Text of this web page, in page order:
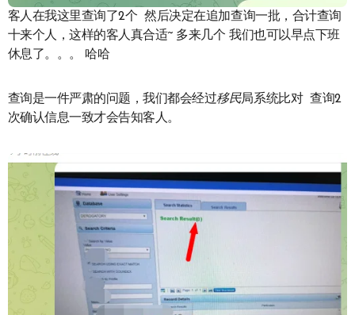
客人在我这里查询了2个 然后决定在追加查询一批，合计查询
十来个人，这样的客人真合适~ 多来几个 我们也可以早点下班
休息了。。。 哈哈
查询是一件严肃的问题，我们都会经过移民局系统比对 查询2
次确认信息一致才会告知客人。